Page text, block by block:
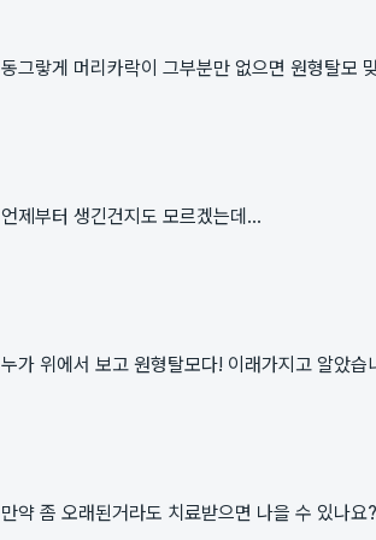
동그랗게 머리카락이 그부분만 없으면 원형탈모
언제부터 생긴건지도 모르겠는데...
누가 위에서 보고 원형탈모다! 이래가지고 알았습
만약 좀 오래된거라도 치료받으면 나을 수 있나요?